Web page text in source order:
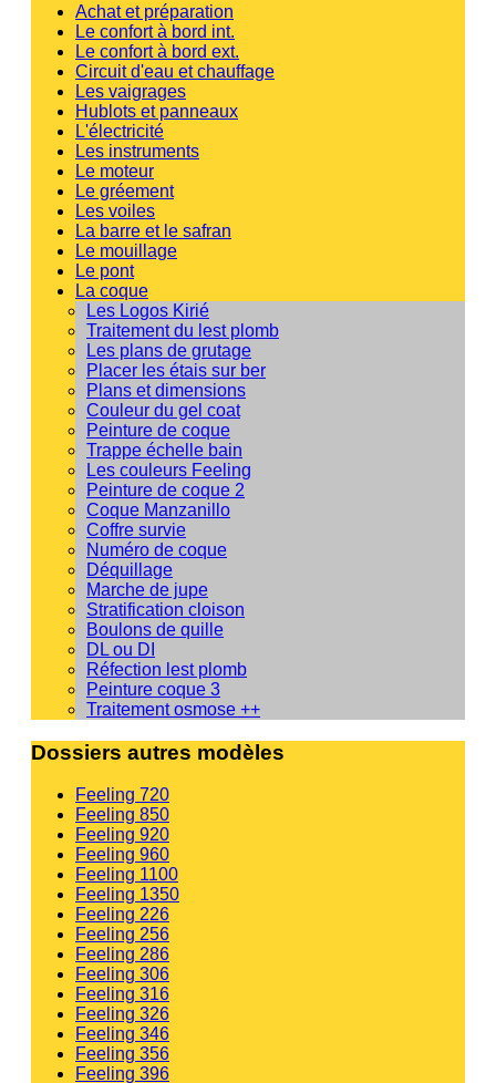
Achat et préparation
Le confort à bord int.
Le confort à bord ext.
Circuit d'eau et chauffage
Les vaigrages
Hublots et panneaux
L'électricité
Les instruments
Le moteur
Le gréement
Les voiles
La barre et le safran
Le mouillage
Le pont
La coque
Les Logos Kirié
Traitement du lest plomb
Les plans de grutage
Placer les étais sur ber
Plans et dimensions
Couleur du gel coat
Peinture de coque
Trappe échelle bain
Les couleurs Feeling
Peinture de coque 2
Coque Manzanillo
Coffre survie
Numéro de coque
Déquillage
Marche de jupe
Stratification cloison
Boulons de quille
DL ou DI
Réfection lest plomb
Peinture coque 3
Traitement osmose ++
Dossiers autres modèles
Feeling 720
Feeling 850
Feeling 920
Feeling 960
Feeling 1100
Feeling 1350
Feeling 226
Feeling 256
Feeling 286
Feeling 306
Feeling 316
Feeling 326
Feeling 346
Feeling 356
Feeling 396